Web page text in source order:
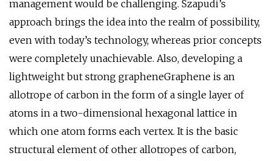
management would be challenging. Szapudi’s
approach brings the idea into the realm of possibility,
even with today’s technology, whereas prior concepts
were completely unachievable. Also, developing a
lightweight but strong grapheneGraphene is an
allotrope of carbon in the form of a single layer of
atoms in a two-dimensional hexagonal lattice in
which one atom forms each vertex. It is the basic
structural element of other allotropes of carbon,